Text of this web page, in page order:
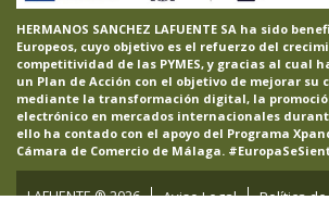
HERMANOS SANCHEZ LAFUENTE SA ha sido
Europeos, cuyo objetivo es el refuerzo del
competitividad de las PYMES, y gracias al cual
un Plan de Acción con el objetivo de mejorar su
mediante la transformación digital, la
electrónico en mercados internacionales
ello ha contado con el apoyo del Programa
Cámara de Comercio de Málaga.
LAFUENTE ®2026 Aviso Legal
Política